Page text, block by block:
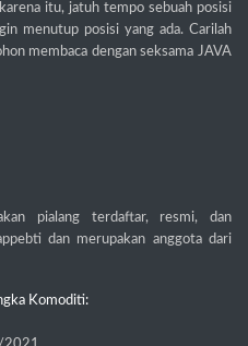
itu, jatuh tempo sebuah posisi
menutup posisi yang ada. Carilah
membaca dengan seksama JAVA
pialang terdaftar, resmi, dan
dan merupakan anggota dari
Komoditi: